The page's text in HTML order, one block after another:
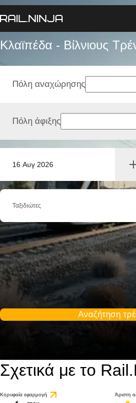
Κλαϊπέδα - Βίλνιους
16 Αυγ 2026
Πόλη αναχώρησης
Πόλη άφιξης
Ταξιδιώτες
Αναζήτηση
Σχετικά με το
Κορυφαία εφαρμογή Άριστη